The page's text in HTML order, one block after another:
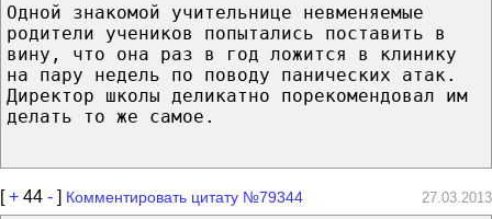
Одной знакомой учительнице невменяемые
родители учеников попытались поставить в
вину, что она раз в год ложится в клинику
на пару недель по поводу панических атак.
Директор школы деликатно порекомендовал им
делать то же самое.
[+ 44 - ] Комментировать цитату №79344 27.03.2013